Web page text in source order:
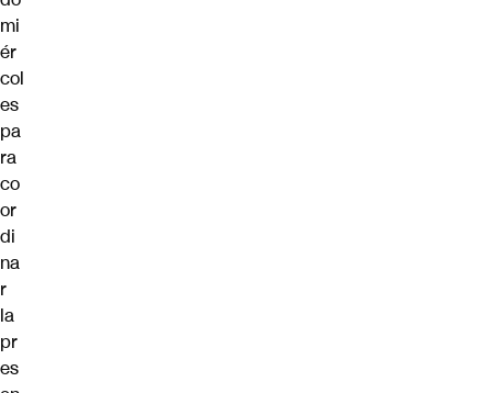
mi
ér
col
es
pa
ra
co
or
di
na
r
la
pr
es